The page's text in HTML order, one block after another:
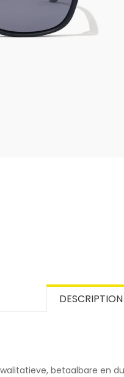
DESCRIPTION
betaalbare